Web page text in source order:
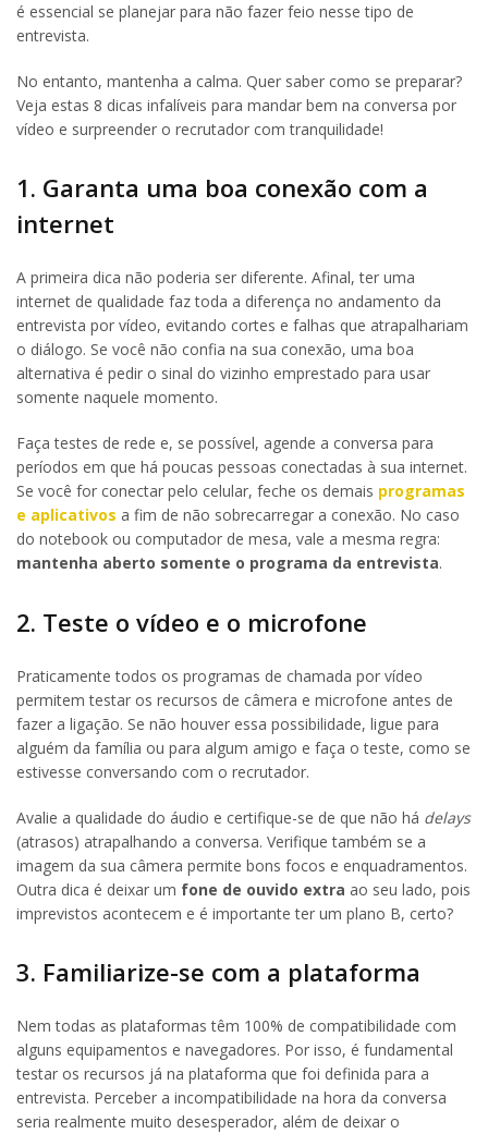
é essencial se planejar para não fazer feio nesse tipo de
entrevista.
No entanto, mantenha a calma. Quer saber como se preparar?
Veja estas 8 dicas infalíveis para mandar bem na conversa por
vídeo e surpreender o recrutador com tranquilidade!
1. Garanta uma boa conexão com a
internet
A primeira dica não poderia ser diferente. Afinal, ter uma
internet de qualidade faz toda a diferença no andamento da
entrevista por vídeo, evitando cortes e falhas que atrapalhariam
o diálogo. Se você não confia na sua conexão, uma boa
alternativa é pedir o sinal do vizinho emprestado para usar
somente naquele momento.
Faça testes de rede e, se possível, agende a conversa para
períodos em que há poucas pessoas conectadas à sua internet.
Se você for conectar pelo celular, feche os demais programas
e aplicativos a fim de não sobrecarregar a conexão. No caso
do notebook ou computador de mesa, vale a mesma regra:
mantenha aberto somente o programa da entrevista.
2. Teste o vídeo e o microfone
Praticamente todos os programas de chamada por vídeo
permitem testar os recursos de câmera e microfone antes de
fazer a ligação. Se não houver essa possibilidade, ligue para
alguém da família ou para algum amigo e faça o teste, como se
estivesse conversando com o recrutador.
Avalie a qualidade do áudio e certifique-se de que não há delays
(atrasos) atrapalhando a conversa. Verifique também se a
imagem da sua câmera permite bons focos e enquadramentos.
Outra dica é deixar um fone de ouvido extra ao seu lado, pois
imprevistos acontecem e é importante ter um plano B, certo?
3. Familiarize-se com a plataforma
Nem todas as plataformas têm 100% de compatibilidade com
alguns equipamentos e navegadores. Por isso, é fundamental
testar os recursos já na plataforma que foi definida para a
entrevista. Perceber a incompatibilidade na hora da conversa
seria realmente muito desesperador, além de deixar o